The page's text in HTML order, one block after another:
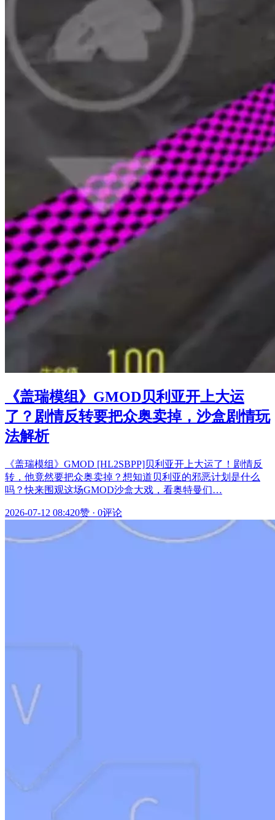
《盖瑞模组》GMOD贝利亚开上大运
了？剧情反转要把众奥卖掉，沙盒剧情玩
法解析
《盖瑞模组》GMOD [HL2SBPP]贝利亚开上大运了！剧情反
转，他竟然要把众奥卖掉？想知道贝利亚的邪恶计划是什么
吗？快来围观这场GMOD沙盒大戏，看奥特曼们…
2026-07-12 08:420赞 · 0评论